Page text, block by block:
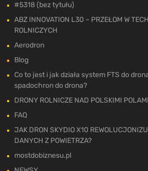
#5318 (bez tytułu)
ABZ INNOVATION L30 – PRZEŁOM W
ROLNICZYCH
Aerodron
Blog
Co to jest i jak działa system FTS do
spadochron do drona?
DRONY ROLNICZE NAD POLSKIMI POLAMI
FAQ
JAK DRON SKYDIO X10
DANYCH Z POWIETRZA?
mostdobiznesu.pl